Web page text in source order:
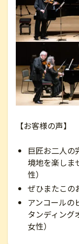
【お客様の声】
巨匠お二人の
境地を楽しま
性）
ぜひまたこの
アンコールの
タンディング
女性）